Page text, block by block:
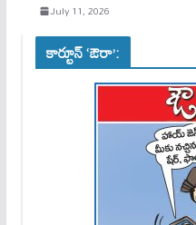
July 11, 2026
కార్టూన్ ‘ఔరా’: